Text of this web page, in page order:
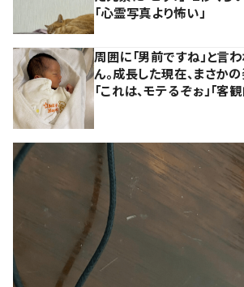
「心霊写真より怖い」
周囲に「男前ですね」と言
ん。成長した現在、まさか
「これは、モテるぞぉ」「客